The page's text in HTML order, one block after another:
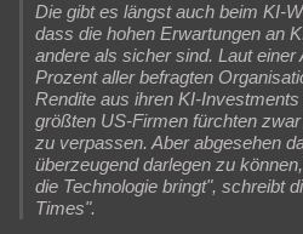
Die gibt es längst auch beim KI-
dass die hohen Erwartungen an
andere als sicher sind. Laut
Prozent aller befragten
Rendite aus ihren KI-
größten US-Firmen fürchten
zu verpassen. Aber abgesehen
überzeugend darlegen zu
die Technologie bringt", schreibt
Times".